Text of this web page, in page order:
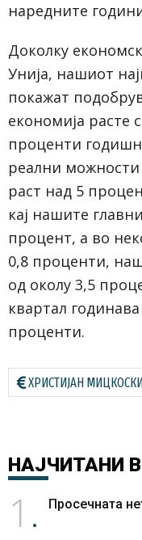
наредните
Доколку
Унија, нашиот
покажат
економија расте
проценти
реални можности
раст над 5
кај нашите
процент, а во
0,8 проценти,
од околу 3,5
квартал
проценти.
ХРИСТИЈАН
НАЈЧИТАНИ
1 Просечната